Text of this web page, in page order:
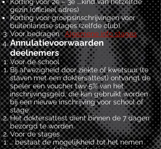
gezin (officieel adres)
Korting voor groepsinschrijvingen voor
buitenlandse stages (zelfde club)
Voor bedragen :Algemene info stages
Annulatievoorwaarden
deelnemers
Voor de school
Bij afwezigheid door ziekte of kwetsuur (te
staven met een doktersattest) ontvangt de
speler een voucher twv 5% van het
inschrijvingsgeld, die kan gebruikt worden
bij een nieuwe inschrijving voor school of
stage.
Het doktersattest dient binnen de 7 dagen
bezorgd te worden.
Voor de stages
… bestaat de mogelijkheid tot het nemen